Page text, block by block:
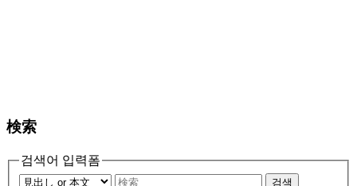
検索
검색어 입력폼
검색